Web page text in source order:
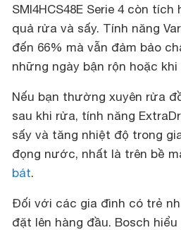
SMI4HCS48E Serie 4 còn
quả rửa và sấy. Tính năng
đến 66% mà vẫn đảm bảo
những ngày bận rộn hoặc
Nếu bạn thường xuyên rửa
sau khi rửa, tính năng
sấy và tăng nhiệt độ trong
đọng nước, nhất là trên bề
bát.
Đối với các gia đình có trẻ
đặt lên hàng đầu. Bosch